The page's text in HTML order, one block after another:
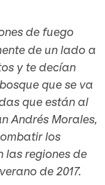
de fuego
de un lado a
y te decían
que se va
que están al
Andrés Morales,
los
las regiones de
de 2017.